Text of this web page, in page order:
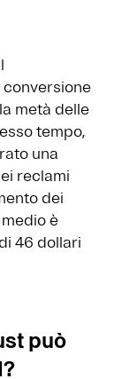
conversione
metà delle
tempo,
una
reclami
dei
è
46 dollari
può